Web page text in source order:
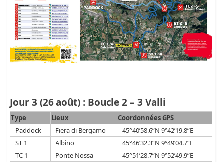
Jour 3 (26 août) : Boucle 2 – 3 Valli
Type Lieux
Coordonnées GPS
Paddock
Fiera di Bergamo
45°40’58.6”N 9°42’19.8”E
ST 1
Albino
45°46’32.3”N 9°49’04.7”E
TC 1
Ponte Nossa
45°51’28.7”N 9°52’49.9”E